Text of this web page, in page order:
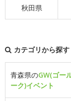
秋田県
カテゴリから探す
青森県のGW(ゴー
ーク)イベント